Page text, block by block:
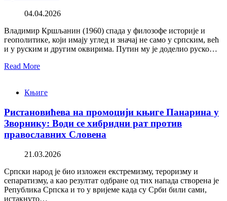
04.04.2026
Владимир Кршљанин (1960) спада у филозофе историје и
геополитике, који имају углед и значај не само у српским, већ
и у руским и другим оквирима. Путин му је доделио руско…
Read More
Књиге
Ристановићева на промоцији књиге Панарина у
Зворнику: Води се хибридни рат против
православних Словена
21.03.2026
Српски народ је био изложен екстремизму, тероризму и
сепаратизму, а као резултат одбране од тих напада створена је
Република Српска и то у вријеме када су Срби били сами,
истакнуто…